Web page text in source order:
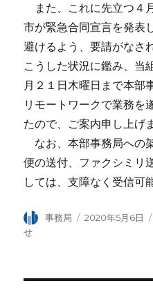
また、これに先立つ４
市が緊急合同宣言を発表
避けるよう、要請がなさ
こうした状況に鑑み、当
月２１日木曜日まで本部
リモートワークで業務を
たので、ご案内申し上げ
なお、本部事務局への
便の送付、ファクシミリ
しては、支障なく受信可
投
事務局
投
2020年5月6日
せ